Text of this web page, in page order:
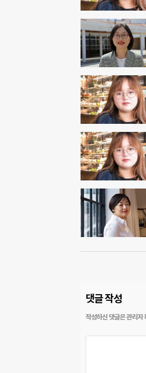
댓글 작성